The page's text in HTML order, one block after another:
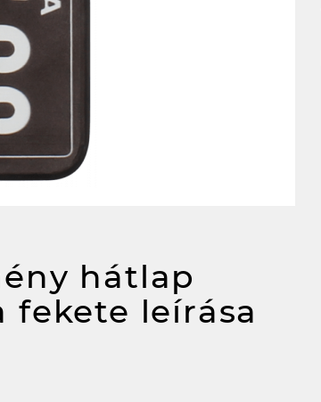
hátlap
fekete leírása